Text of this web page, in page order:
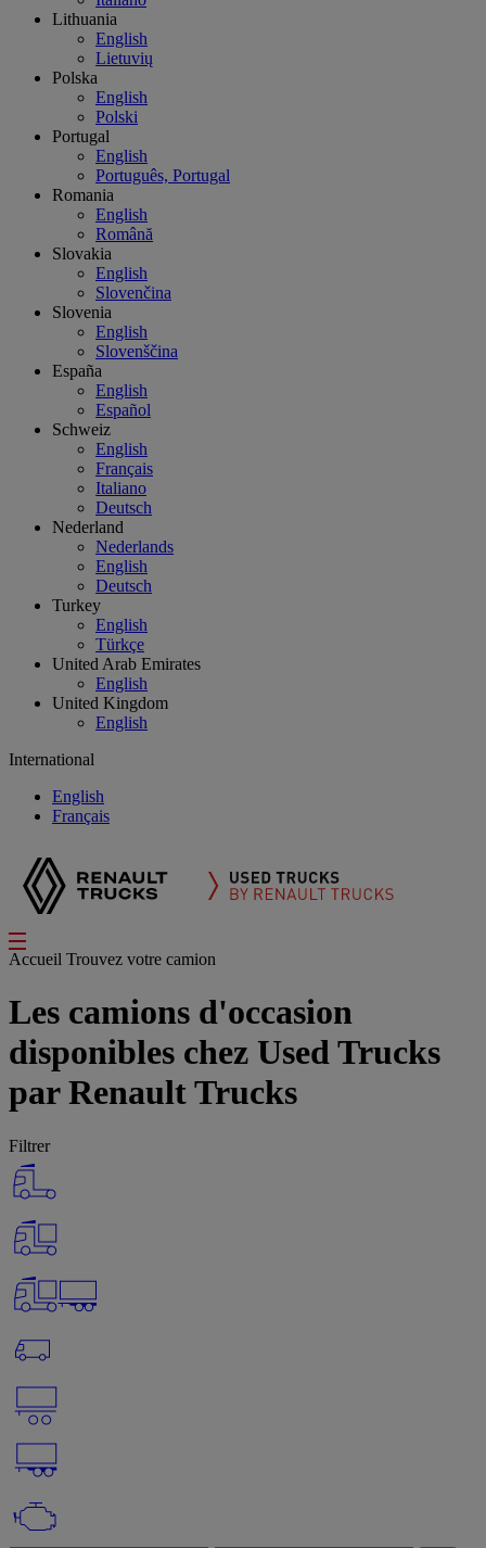
Lithuania
English
Lietuvių
Polska
English
Polski
Portugal
English
Português, Portugal
Romania
English
Română
Slovakia
English
Slovenčina
Slovenia
English
Slovenščina
España
English
Español
Schweiz
English
Français
Italiano
Deutsch
Nederland
Nederlands
English
Deutsch
Turkey
English
Türkçe
United Arab Emirates
English
United Kingdom
English
International
English
Français
Accueil Trouvez votre camion
Les camions d'occasion
disponibles chez Used Trucks
par Renault Trucks
Filtrer